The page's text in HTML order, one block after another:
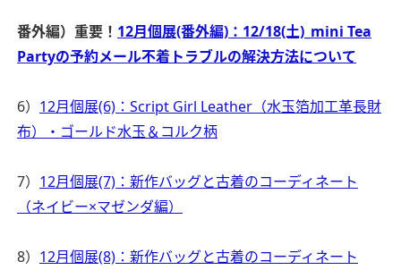
番外編）重要！ 12月個展(番外編)：12/18(土)_mini Tea
Partyの予約メール不着トラブルの解決方法について
6） 12月個展(6)：Script Girl Leather（水玉箔加工革長財
布）・ゴールド水玉＆コルク柄
7） 12月個展(7)：新作バッグと古着のコーディネート
（ネイビー×マゼンダ編）
8） 12月個展(8)：新作バッグと古着のコーディネート